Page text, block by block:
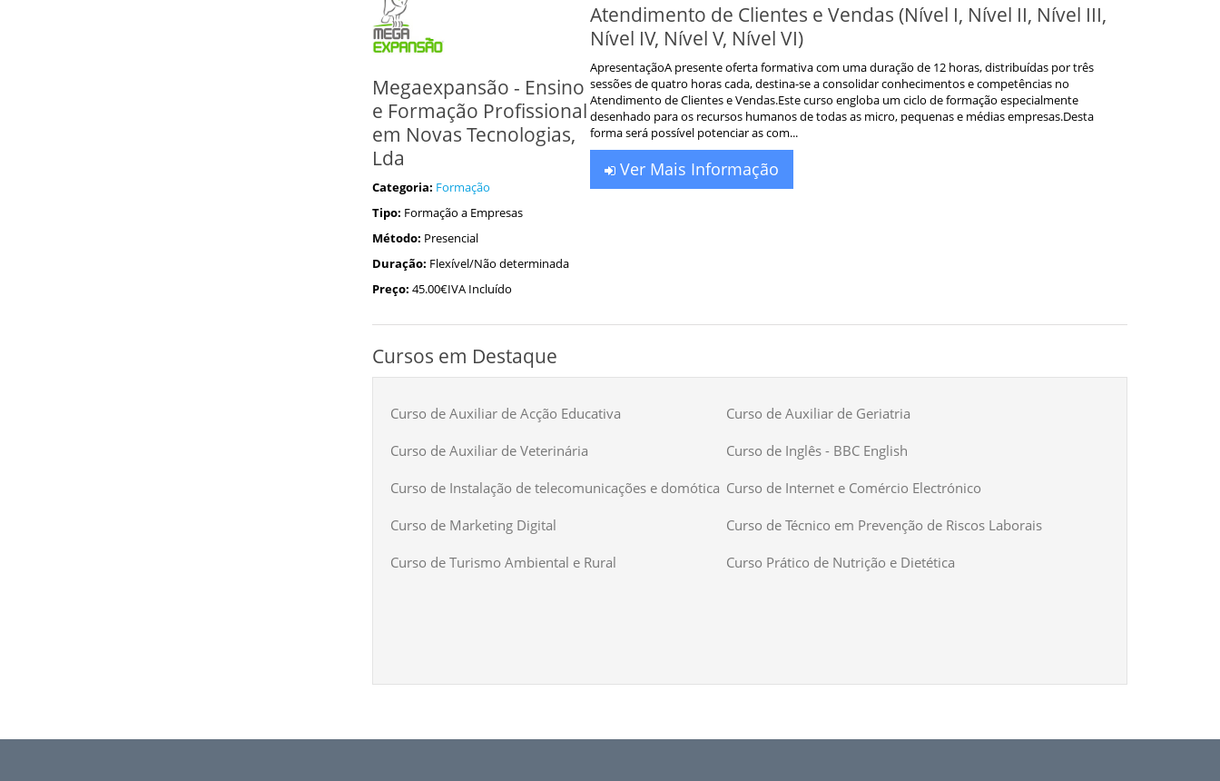
Megaexpansão - Ensino
e Formação Profissional
em Novas Tecnologias,
Lda
Categoria: Formação
Tipo: Formação a Empresas
Método: Presencial
Duração: Flexível/Não determinada
Preço: 45.00€IVA Incluído
Atendimento de Clientes e Vendas (Nível I, Nível II, Nível III,
Nível IV, Nível V, Nível VI)
ApresentaçãoA presente oferta formativa com uma duração de 12 horas, distribuídas por três
sessões de quatro horas cada, destina-se a consolidar conhecimentos e competências no
Atendimento de Clientes e Vendas.Este curso engloba um ciclo de formação especialmente
desenhado para os recursos humanos de todas as micro, pequenas e médias empresas.Desta
forma será possível potenciar as com...
Ver Mais Informação
Cursos em Destaque
Curso de Auxiliar de Acção Educativa Curso de Auxiliar de Geriatria
Curso de Auxiliar de Veterinária Curso de Inglês - BBC English
Curso de Instalação de telecomunicações e domótica Curso de Internet e Comércio Electrónico
Curso de Marketing Digital Curso de Técnico em Prevenção de Riscos Laborais
Curso de Turismo Ambiental e Rural Curso Prático de Nutrição e Dietética